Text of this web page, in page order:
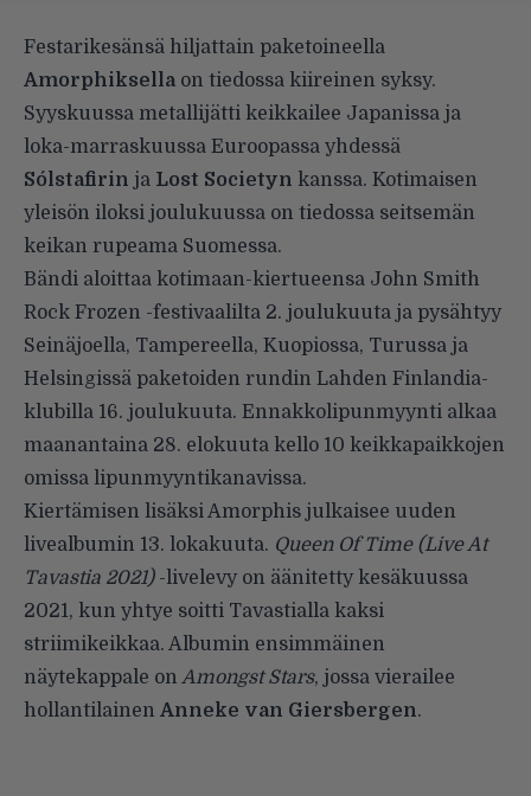
Festarikesänsä hiljattain paketoineella
Amorphiksella on tiedossa kiireinen syksy.
Syyskuussa metallijätti keikkailee Japanissa ja
loka-marraskuussa Euroopassa yhdessä
Sólstafirin ja Lost Societyn kanssa. Kotimaisen
yleisön iloksi joulukuussa on tiedossa seitsemän
keikan rupeama Suomessa.
Bändi aloittaa kotimaan-kiertueensa John Smith
Rock Frozen -festivaalilta 2. joulukuuta ja pysähtyy
Seinäjoella, Tampereella, Kuopiossa, Turussa ja
Helsingissä paketoiden rundin Lahden Finlandia-
klubilla 16. joulukuuta. Ennakkolipunmyynti alkaa
maanantaina 28. elokuuta kello 10 keikkapaikkojen
omissa lipunmyyntikanavissa.
Kiertämisen lisäksi Amorphis julkaisee uuden
livealbumin 13. lokakuuta. Queen Of Time (Live At
Tavastia 2021)-livelevy on äänitetty kesäkuussa
2021, kun yhtye soitti Tavastialla kaksi
striimikeikkaa. Albumin ensimmäinen
näytekappale on Amongst Stars, jossa vierailee
hollantilainen Anneke van Giersbergen.